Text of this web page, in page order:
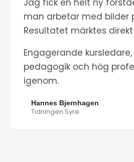
Jag fick en helt ny
man arbetar med bilder
Resultatet märktes
Engagerande
pedagogik och hög
igenom.
Hannes Bjernhagen
Tidningen Syre